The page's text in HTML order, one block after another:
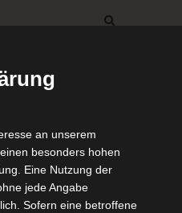
FEIERLICHKEITEN
an unserem
besonders hohen
Eine Nutzung der
jede Angabe
Sofern eine betroffene